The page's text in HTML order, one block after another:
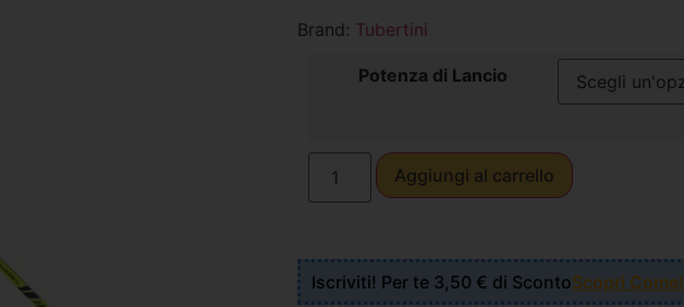
Brand: Tubertini
Potenza di Lancio
Aggiungi al carrello
Iscriviti! Per te 3,50 € di ScontoScopri Come!